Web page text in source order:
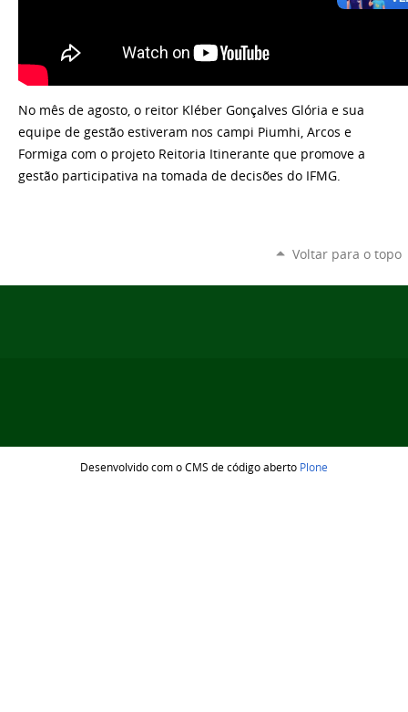
No mês de agosto, o reitor Kléber Gonçalves Glória e sua
equipe de gestão estiveram nos campi Piumhi, Arcos e
Formiga com o projeto Reitoria Itinerante que promove a
gestão participativa na tomada de decisões do IFMG.
Voltar para o topo
Desenvolvido com o CMS de código aberto Plone